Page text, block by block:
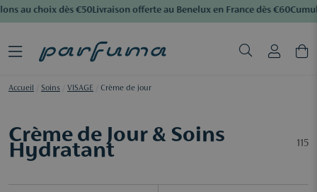
au choix dès €50Livraison offerte au Benelux en France dès €60
Accueil Soins VISAGE Crème de jour
Crème de Jour & Soins
Hydratant 115